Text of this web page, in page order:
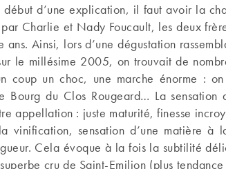
début d’une explication, il faut avoir la
Charlie et Nady Foucault, les deux
ans. Ainsi, lors d’une dégustation
le millésime 2005, on trouvait de
coup un choc, une marche énorme :
Bourg du Clos Rougeard… La sensation
appellation : juste maturité, finesse
vinification, sensation d’une matière à
Cela évoque à la fois la subtilité
cru de Saint-Emilion (plus